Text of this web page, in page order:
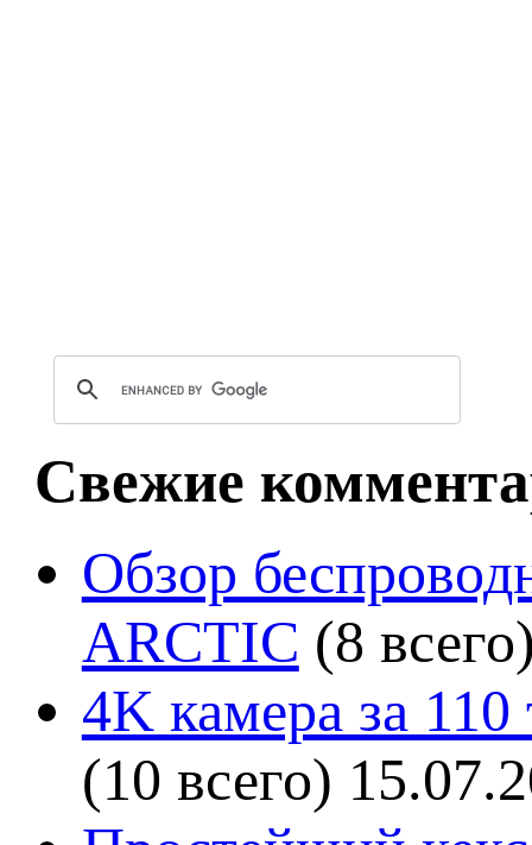
Свежие
Обзор
ARCTIC (8
4K камера за
(10 всего)